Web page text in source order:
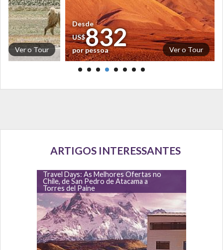
Ver o Tour Ver o Tour
Desde
US$832
por pessoa
ARTIGOS INTERESSANTES
Travel Days: As Melhores Ofertas no
Chile, de San Pedro de Atacama a
Torres del Paine